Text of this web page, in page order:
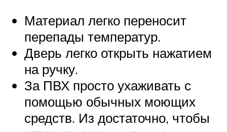
Материал легко переносит
перепады температур.
Дверь легко открыть нажатием
на ручку.
За ПВХ просто ухаживать с
помощью обычных моющих
средств. Из достаточно, чтобы